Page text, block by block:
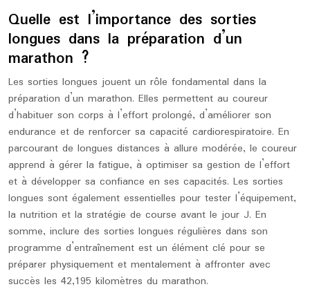
Quelle est l’importance des sorties
longues dans la préparation d’un
marathon ?
Les sorties longues jouent un rôle fondamental dans la
préparation d’un marathon. Elles permettent au coureur
d’habituer son corps à l’effort prolongé, d’améliorer son
endurance et de renforcer sa capacité cardiorespiratoire. En
parcourant de longues distances à allure modérée, le coureur
apprend à gérer la fatigue, à optimiser sa gestion de l’effort
et à développer sa confiance en ses capacités. Les sorties
longues sont également essentielles pour tester l’équipement,
la nutrition et la stratégie de course avant le jour J. En
somme, inclure des sorties longues régulières dans son
programme d’entraînement est un élément clé pour se
préparer physiquement et mentalement à affronter avec
succès les 42,195 kilomètres du marathon.